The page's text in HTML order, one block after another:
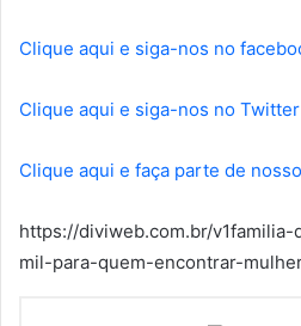
Clique aqui e siga-nos no
Clique aqui e siga-nos no Twitter
Clique aqui e faça parte de
https://diviweb.com.br/
mil-para-quem-encontrar-